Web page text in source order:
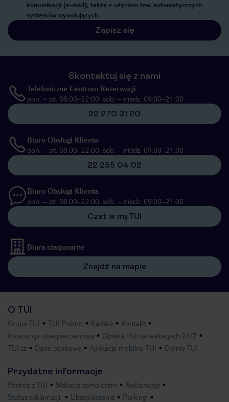
komunikacji (e-mail), także z użyciem tzw. automatycznych
systemów wywołujących.
Zapisz się
Skontaktuj się z nami
Telefoniczne Centrum Rezerwacji
pon. – pt. 08:00–22:00, sob. – niedz. 09:00–21:00
22 270 31 20
Biuro Obsługi Klienta
pon. – pt. 08:00–22:00, sob. – niedz. 09:00–21:00
22 255 04 02
Biuro Obsługi Klienta
pon. – pt. 08:00–22:00, sob. – niedz. 09:00–21:00
Czat w myTUI
Biura stacjonarne
Znajdź na mapie
O TUI
Grupa TUI TUI Poland Kariera
Kontakt
Gwarancja ubezpieczeniowa
Opieka TUI na wakacjach 24/7
TUI.cz
Dane osobowe Aplikacja mobilna TUI Opinie TUI
Przydatne informacje
Podróż z TUI Wakacje samolotem
Reklamacje
Status reklamacji
Ubezpieczenia Parkingi